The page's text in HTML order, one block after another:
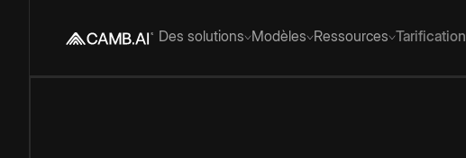
Des solutions Modèles Ressources Tarification